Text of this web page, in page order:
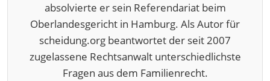
absolvierte er sein Referendariat beim
Oberlandesgericht in Hamburg. Als Autor für
scheidung.org beantwortet der seit 2007
zugelassene Rechtsanwalt unterschiedlichste
Fragen aus dem Familienrecht.